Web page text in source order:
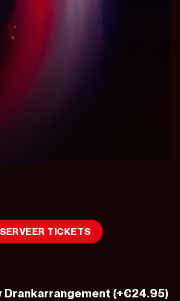
Winter Wishes - 25 December
TICKETS
Drankarrangement (+€24.95)